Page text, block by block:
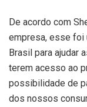
De acordo com
empresa, esse foi
Brasil para ajudar
terem acesso ao
possibilidade de
dos nossos